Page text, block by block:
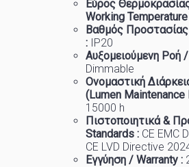
Εύρος
Working Tempe
Βαθμός
: IP20
Αυξομειούμενη Ροή
Dimmable
Ονομαστική
(Lumen Maintenance
15000 h
Πιστοποιητικά &
Standards : CE EMC
CE LVD Directive
Εγγύηση / Warranty :